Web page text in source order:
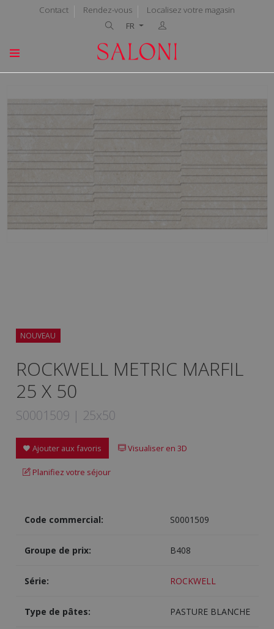
Contact Rendez-vous
Localisez votre magasin
FR
NOUVEAU
ROCKWELL METRIC MARFIL
25 X 50
S0001509 | 25x50
Ajouter aux favoris Visualiser en 3D
Planifiez votre séjour
Code commercial: S0001509
Groupe de prix: B408
Série: ROCKWELL
Type de pâtes: PASTURE BLANCHE